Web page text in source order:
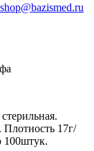
shop@bazismed.ru
Плотность 17г/
100штук.